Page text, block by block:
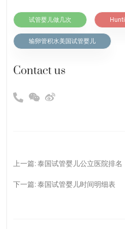
试管婴儿做几次
输卵管积水美国试管婴儿
Contact us
上一篇:泰国试管婴儿公立医院排名
下一篇:泰国试管婴儿时间明细表